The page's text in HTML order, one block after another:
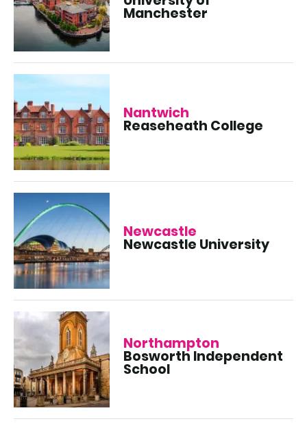
Manchester
Nantwich
Reaseheath College
Newcastle
Newcastle University
Northampton
Bosworth Independent
School